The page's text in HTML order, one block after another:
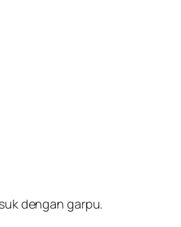
dengan garpu.